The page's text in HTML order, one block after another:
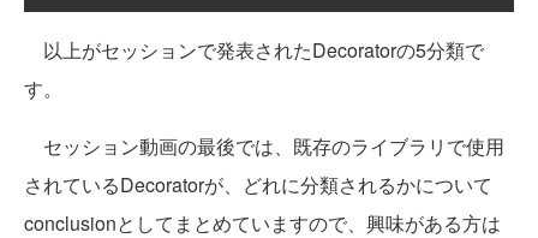
以上がセッションで発表されたDecoratorの5分類で
す。
セッション動画の最後では、既存のライブラリで使用
されているDecoratorが、どれに分類されるかについて
conclusionとしてまとめていますので、興味がある方は